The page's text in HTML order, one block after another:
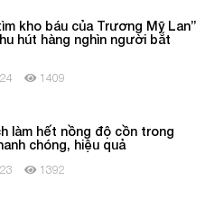
kho báu của Trương Mỹ Lan”
hút hàng nghìn người bắt
1409
làm hết nồng độ cồn trong
chóng, hiệu quả
1392